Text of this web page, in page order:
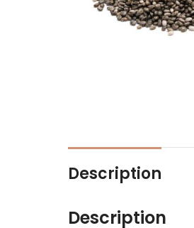
Description
Description